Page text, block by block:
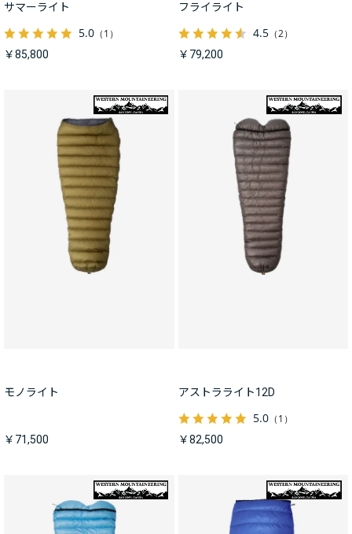
サマーライト
5.0 （1）
￥85,800
フライライト
4.5（2）
￥79,200
モノライト
￥71,500
アストラライト12D
5.0（1）
￥82,500